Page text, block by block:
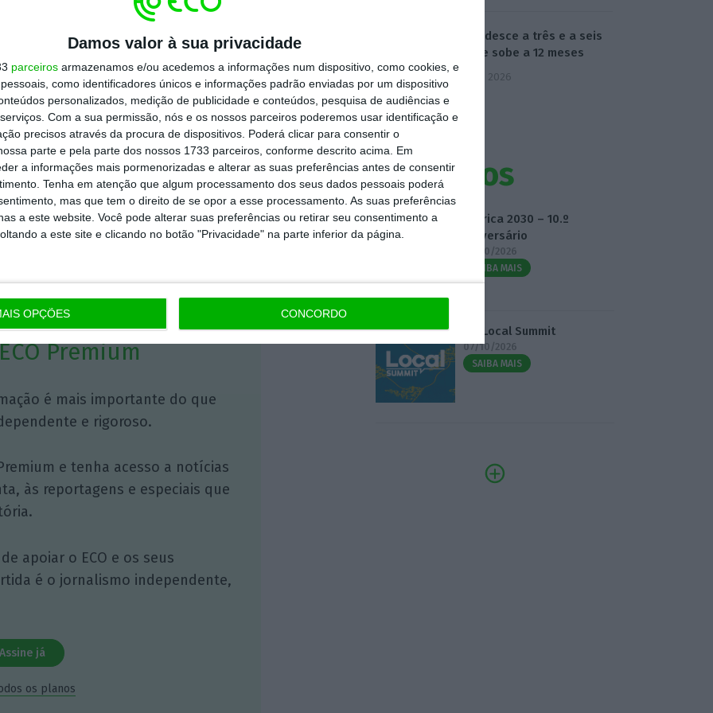
Damos valor à sua privacidade
parceiros armazenamos e/ou acedemos a informações num dispositivo, como cookies, e
como identificadores únicos e informações padrão enviadas por um dispositivo
personalizados, medição de publicidade e conteúdos, pesquisa de audiências e
Com a sua permissão, nós e os nossos parceiros poderemos usar identificação e
precisos através da procura de dispositivos. Poderá clicar para consentir o
parte e pela parte dos nossos 1733 parceiros, conforme descrito acima. Em
a informações mais pormenorizadas e alterar as suas preferências antes de consentir
Tenha em atenção que algum processamento dos seus dados pessoais poderá
mas que tem o direito de se opor a esse processamento. As suas preferências
a este website. Você pode alterar suas preferências ou retirar seu consentimento a
a este site e clicando no botão "Privacidade" na parte inferior da página.
OPÇÕES CONCORDO
solução: a
aplicação de triagem áudio
IA a operar em simultâneo. Cada máquina
automáticas/dia, o que representa um
por dia.
An,operadores humanos não conseguem
por dia. Acresce que a eficiência e
variar, dependendo da experiência e
Premium
é mais importante do que
e rigoroso.
e tenha acesso a notícias
às reportagens e especiais que
apoiar o ECO e os seus
é o jornalismo independente,
Assine já
os planos
Euribor desce a três e a seis
meses e sobe a 12 meses
7 Agosto 2026
Eventos
Fábrica 2030 – 10.º
Aniversário
14/10/2026
SAIBA MAIS
3.º Local Summit
07/10/2026
SAIBA MAIS